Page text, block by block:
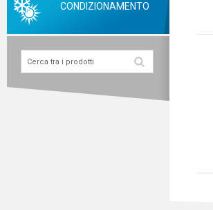
CONDIZIONAMENTO